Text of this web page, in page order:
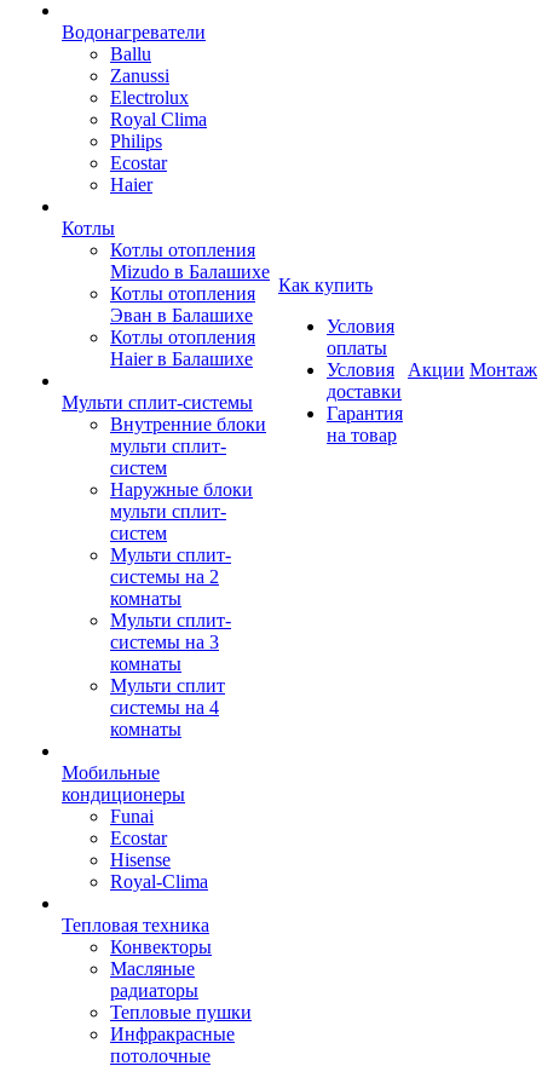
Водонагреватели
Ballu
Zanussi
Electrolux
Royal Clima
Philips
Ecostar
Haier
Котлы
Котлы отопления
Mizudo в Балашихе
Котлы отопления
Эван в Балашихе
Котлы отопления
Haier в Балашихе
Мульти сплит-системы
Внутренние блоки
мульти сплит-
систем
Наружные блоки
мульти сплит-
систем
Мульти сплит-
системы на 2
комнаты
Мульти сплит-
системы на 3
комнаты
Мульти сплит
системы на 4
комнаты
Мобильные
кондиционеры
Funai
Ecostar
Hisense
Royal-Clima
Тепловая техника
Конвекторы
Масляные
радиаторы
Тепловые пушки
Инфракрасные
потолочные
Как купить
Условия
оплаты
Условия
доставки
Гарантия
на товар
Акции Монтаж